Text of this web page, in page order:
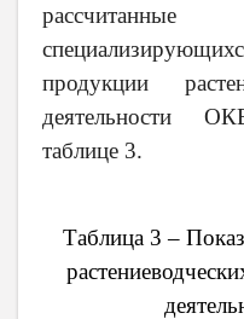
продукции
деятельности
таблице 3.
Таблица 3 –